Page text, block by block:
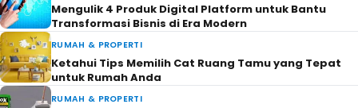
Mengulik 4 Produk Digital Platform untuk Bantu
Transformasi Bisnis di Era Modern
RUMAH & PROPERTI
Ketahui Tips Memilih Cat Ruang Tamu yang Tepat
untuk Rumah Anda
RUMAH & PROPERTI